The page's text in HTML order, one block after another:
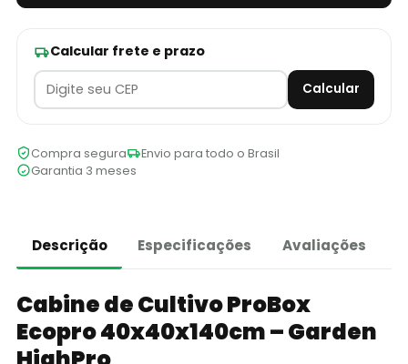
Calcular frete e prazo
Calcular
Compra segura
Envio para todo o Brasil
Garantia 3 meses
Descrição Especificações Avaliações
Cabine de Cultivo ProBox
Ecopro 40x40x140cm – Garden